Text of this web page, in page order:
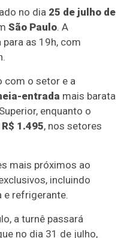
no dia 25 de julho de
São Paulo. A
as 19h, com
com o setor e a
entrada mais barata
enquanto o
R$ 1.495, nos setores
mais próximos ao
incluindo
e refrigerante.
a turnê passará
no dia 31 de julho,